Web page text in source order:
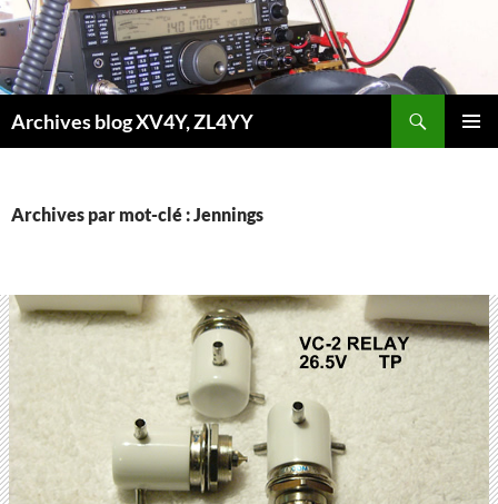
Aller
au
contenu
Archives blog XV4Y, ZL4YY
Archives par mot-clé : Jennings